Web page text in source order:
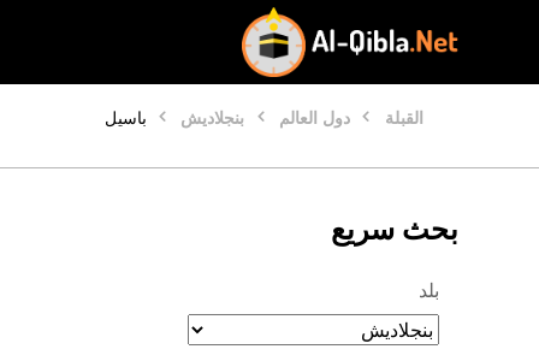
القبلة دول العالم بنجلاديش باسيل
بحث سريع
بلد